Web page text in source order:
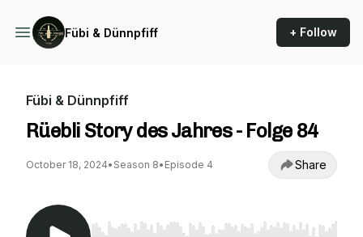
Fübi & Dünnpfiff + Follow
Fübi & Dünnpfiff
Rüebli Story des Jahres - Folge 84
October 18, 2024• Season 8• Episode 4 Share